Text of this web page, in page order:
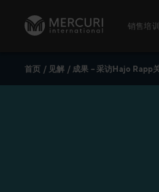
销售培训
销售培训
专业调研
首页 / 见解 / 成果 – 采访Hajo Rapp